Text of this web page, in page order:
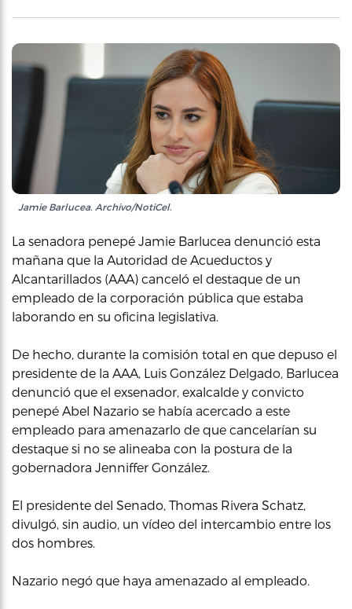
Jamie Barlucea. Archivo/NotiCel.
La senadora penepé Jamie Barlucea denunció esta
mañana que la Autoridad de Acueductos y
Alcantarillados (AAA) canceló el destaque de un
empleado de la corporación pública que estaba
laborando en su oficina legislativa.
De hecho, durante la comisión total en que depuso el
presidente de la AAA, Luis González Delgado, Barlucea
denunció que el exsenador, exalcalde y convicto
penepé Abel Nazario se había acercado a este
empleado para amenazarlo de que cancelarían su
destaque si no se alineaba con la postura de la
gobernadora Jenniffer González.
El presidente del Senado, Thomas Rivera Schatz,
divulgó, sin audio, un vídeo del intercambio entre los
dos hombres.
Nazario negó que haya amenazado al empleado.